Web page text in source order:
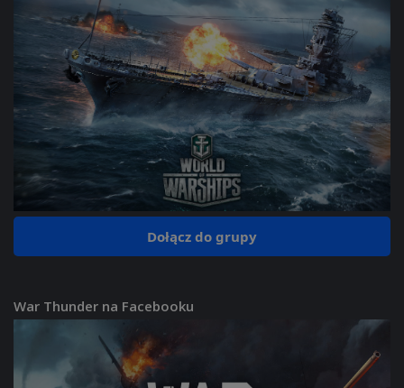
Dołącz do grupy
War Thunder na Facebooku